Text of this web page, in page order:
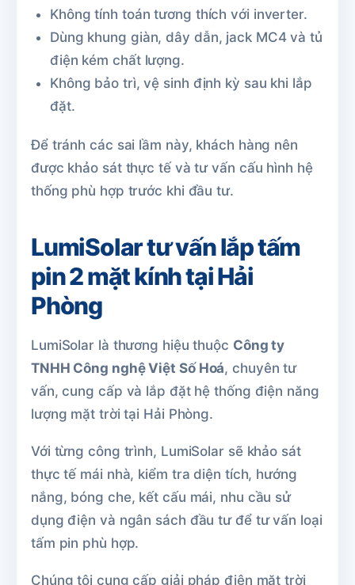
Không tính toán tương thích với inverter.
Dùng khung giàn, dây dẫn, jack MC4 và tủ
điện kém chất lượng.
Không bảo trì, vệ sinh định kỳ sau khi lắp
đặt.
Để tránh các sai lầm này, khách hàng nên
được khảo sát thực tế và tư vấn cấu hình hệ
thống phù hợp trước khi đầu tư.
LumiSolar tư vấn lắp tấm
pin 2 mặt kính tại Hải
Phòng
LumiSolar là thương hiệu thuộc Công ty
TNHH Công nghệ Việt Số Hoá, chuyên tư
vấn, cung cấp và lắp đặt hệ thống điện năng
lượng mặt trời tại Hải Phòng.
Với từng công trình, LumiSolar sẽ khảo sát
thực tế mái nhà, kiểm tra diện tích, hướng
nắng, bóng che, kết cấu mái, nhu cầu sử
dụng điện và ngân sách đầu tư để tư vấn loại
tấm pin phù hợp.
Chúng tôi cung cấp giải pháp điện mặt trời